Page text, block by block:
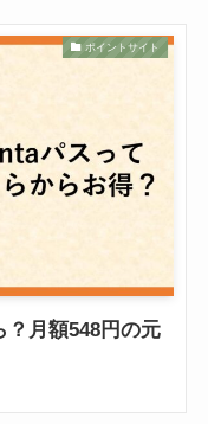
ポイントサイト
月額548円の元